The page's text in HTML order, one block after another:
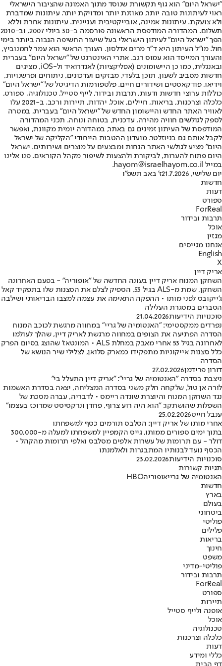
"ישראל היום" הוא גוף תקשורת שנוסד מתוך האמונה שהציבור הישראלי
ראוי לעיתונות טובה יותר, מאוזנת יותר ומדויקת יותר. עיתונות שמדברת
ולא צועקת. עיתונות אמינה, אובייקטיבית ועניינית. עיתונות אחרת וללא
תשלום. המהדורה המודפסת הראשונה פורסמה ב-30 ביולי 2007, וב-2010
הפך "ישראל היום" לעיתון הישראלי בעל שיעור החשיפה הגבוה ביותר בימי
חול. מו"ל העיתון היא ד"ר מרים אדלסון. העורך הראשי הוא עמר לחמנוביץ,
והעורך המייסד הוא עמוס רגב. אתרי האינטרנט של "ישראל היום" בעברית
ובאנגלית, כמו כן היישומונים (אפליקציות) לאנדרואיד ול-iOS, מציגים
חדשות מסביב לשעון, תוכן בלעדי, מבזקים ועדכונים, ניתוחים ופרשנויות,
וידיאו, פודקאסטים ושידורים חיים. פלטפורמות הדיגיטל של "ישראל היום"
כוללות ערוצי חדשות ודעות, תרבות ובידור, לייף סטייל, טכנולוגיה, ספורט,
כלכלה וצרכנות, בריאות, חיילים, אוכל, יהדות, תיירות ורכב. ב-2021 עלו
לאוויר האתר החדש והיישומון החדש של "ישראל היום" בעברית, במטרה
לספק לגולשים חוויה מהירה, עדכנית, בטוחה ונוחה. תכני המהדורה
המודפסת של העיתון זמינים גם באתר, במהדורה יומית מקוונת, ואפשר
לקבל אותם גם בניוזלטר. מועדון ההטבות הייחודי "הקליקה של ישראל
היום" מציע לגולשי האתר הנחות ומבצעים על מוצרים ושירותים. ישראל
היום פתוח להערות, לביקורת ולהצעות לשיפור מקהל הקוראים. פנו אלינו
במייל hayom@israelhayom.co.il.
יום שלישי, 21.7.2026
ז' באב תשפ"ו
חדשות
דעות
ספורט
ForReal
תרבות ובידור
אוכל
מגזין
אנחנו מגייסים
English
X
אריק דיין
השחקן המנוח אריק דיין בעונה החדשה של "אופוריה" - בפעם האחרונה
השחקן, שמת מ-ALS בגיל 53, הספיק לצלם את הסצנות שלו בתפקיד קאל
ג'ייקובס לפני מותו • ההפקה התאימה את עצמה למצבו הבריאותי ושילבה
הסברים במסגרת העלילה
סוכנויות הידיעות21.04.2026
נפרדים ממקסטימי: "האנטומיה של גריי" במחווה מרגשת לכוכב המנוח
הסדרה הפתיעה את הצופים במחווה מרגשת לאריק דיין, שהלך לעולמו
לאחרונה בגיל 53 אחרי מאבק במחלת ALS • המונטאז' שהוצג בסיום הפרק
כלל סצנות אייקוניות מתפקידו כמארק סלואן, לצלילי שיר הנושא של
הסדרה
דורון פרידמן27.02.2026
ניצבת בסדרה "האנטומיה של גריי": "אריק דיין התעלל בי"
לורה אן טול, שלקחה חלק משני בסדרה המצליחה, יצאה בסדרת האשמות
נגד השחקן המנוח והיוצרת שונדה ריימס • לדבריה, עברה מסכת של
השפלות שהושתקו: "הוא היה רוע צרוף, פחדן ונרקסיסט שמרוכז בעצמו"
ענבל חייט25.02.2026
אחרי מותו של אריק דיין: הסלבס תורמים כסף למשפחתו
בתוך ימים ספורים ממותו, גייס הקמפיין למשפחתו למעלה מ-300,000
דולר - עם תרומות של עשרות אלפים מסלבס ואלפי תרומות מהקהל •
הכסף נועד לבנותיו המתבגרות ולאלמנתו
סוכנויות הידיעות23.02.2026
תגיות קשורות
האנטומיה של גרייאופוריהHBO
חדשות
בארץ
בעולם
ביטחוני
פוליטי
פלילים
בריאות
חינוך
משפט
פוליטי-מדיני
תרבות ובידור
ForReal
ספורט
תיירות
אופנה ולייף סטייל
אוכל
טכנולוגיה
כלכלה וצרכנות
דעות
כללי ומידע